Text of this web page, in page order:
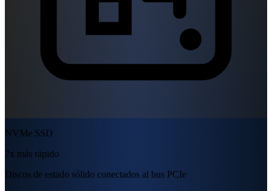
NVMe SSD
7x más rápido
Discos de estado sólido conectados al bus PCIe